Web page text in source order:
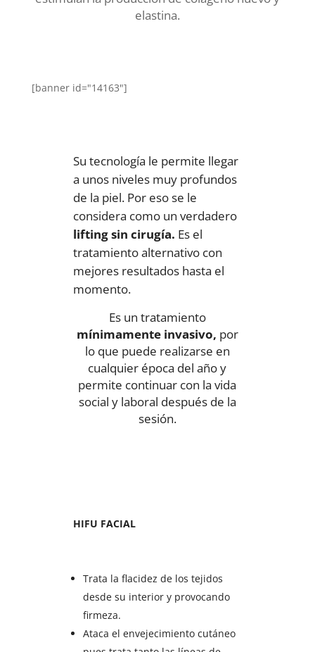
elastina.
[banner id="14163"]
Su tecnología le permite llegar
a unos niveles muy profundos
de la piel. Por eso se le
considera como un verdadero
lifting sin cirugía. Es el
tratamiento alternativo con
mejores resultados hasta el
momento.
Es un tratamiento
mínimamente invasivo, por
lo que puede realizarse en
cualquier época del año y
permite continuar con la vida
social y laboral después de la
sesión.
HIFU FACIAL
Trata la flacidez de los tejidos
desde su interior y provocando
firmeza.
Ataca el envejecimiento cutáneo